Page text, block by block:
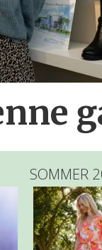
SOMMER